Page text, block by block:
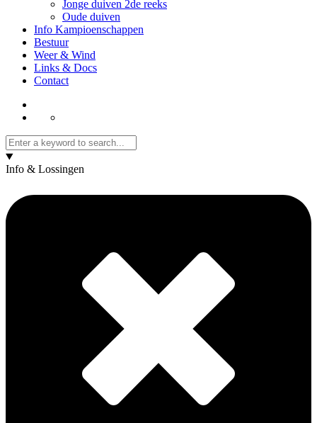
Jonge duiven 2de reeks
Oude duiven
Info Kampioenschappen
Bestuur
Weer & Wind
Links & Docs
Contact
Info & Lossingen